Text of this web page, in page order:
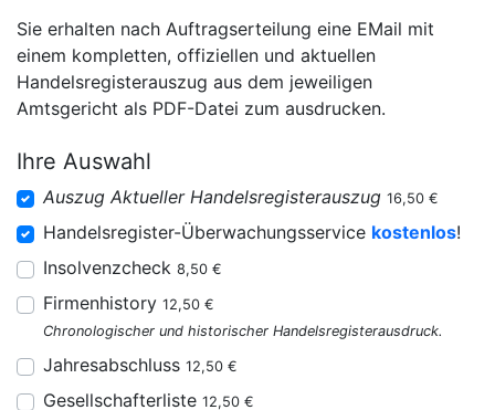
Sie erhalten nach Auftragserteilung eine EMail mit
einem kompletten, offiziellen und aktuellen
Handelsregisterauszug aus dem jeweiligen
Amtsgericht als PDF-Datei zum ausdrucken.
Ihre Auswahl
Auszug Aktueller Handelsregisterauszug 16,50 €
Handelsregister-Überwachungsservice kostenlos!
Insolvenzcheck 8,50 €
Firmenhistory 12,50 €
Chronologischer und historischer Handelsregisterausdruck.
Jahresabschluss 12,50 €
Gesellschafterliste 12,50 €